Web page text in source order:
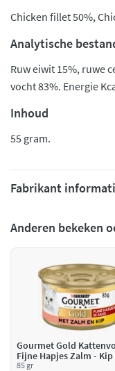
Chicken fillet 50%,
Analytische
Ruw eiwit 15%, ruwe
vocht 83%. Energie
Inhoud
55 gram.
Fabrikant
Anderen bekeken
Gourmet Gold
Fijne Hapjes Zalm - Kip
85 gr